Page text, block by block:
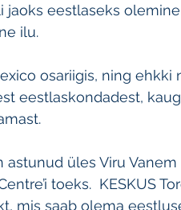
jaoks eestlaseks
ilu.
osariigis, ning
eestlaskondadest,
üles Viru
toeks.  KESKUS
mis saab olema